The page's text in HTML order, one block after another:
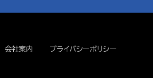
会社案内 プライバシーポリシー